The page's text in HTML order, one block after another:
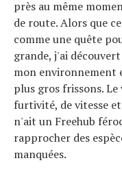
près au même
de route. Alors que
comme une quête
grande, j'ai
mon environnement
plus gros frissons.
furtivité, de vitesse
n'ait un Freehub
rapprocher des
manquées.
Actualités